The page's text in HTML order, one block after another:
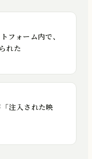
フォーム内で、
れた
注入された映